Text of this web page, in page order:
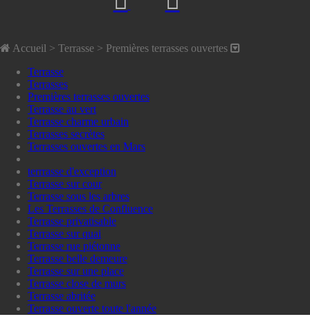
Accueil > Terrasse > Premières terrasses ouvertes
Terrasse
Terrasses
Premières terrasses ouvertes
Terrasse au vert
Terrasse charme urbain
Terrasses secrètes
Terrasses ouvertes en Mars
terrrasse d'exception
Terrasse sur cour
Terrasse sous les arbres
Les Terrasses de Confluence
Terrasse privatisable
Terrasse sur quai
Terrasse rue piétonne
Terrasse belle demeure
Terrasse sur une place
Terrasse close de murs
Terrasse abritée
Terrasse ouverte toute l'année